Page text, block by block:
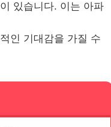
있습니다. 이는 아파
인 기대감을 가질 수